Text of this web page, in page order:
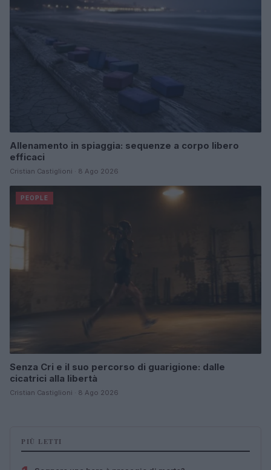
Allenamento in spiaggia: sequenze a corpo libero
efficaci
Cristian Castiglioni · 8 Ago 2026
PEOPLE
Senza Cri e il suo percorso di guarigione: dalle
cicatrici alla libertà
Cristian Castiglioni · 8 Ago 2026
PIÙ LETTI